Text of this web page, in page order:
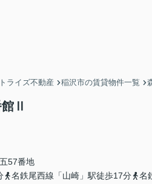
ライズ不動産 稲沢市の賃貸物件一覧
Ⅱ
57番地
名鉄尾西線「山崎」駅徒歩17分 名